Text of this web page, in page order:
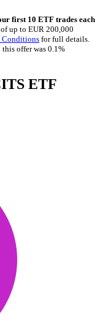
first 10 ETF trades each
up to EUR 200,000
Conditionsfor full details.
offer was 0.1%
ETF